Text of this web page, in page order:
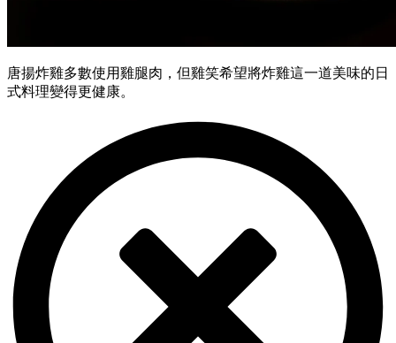
唐揚炸雞多數使用雞腿肉，但雞笑希望將炸雞這一道美味的日
式料理變得更健康。